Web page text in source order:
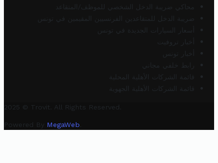
محاكي ضريبة الدخل الشخصي للموظف/المتقاعد
ضريبة الدخل للمتقاعدين الفرنسيين المقيمين في تونس
أسعار السيارات الجديدة في تونس
أخبار تروفيت
أخبار تونس
رابط خلفي مجاني
قائمة الشركات الأهلية المحلية
قائمة الشركات الأهلية الجهوية
2025 © Trovit. All Rights Reserved.
Powered By MegaWeb